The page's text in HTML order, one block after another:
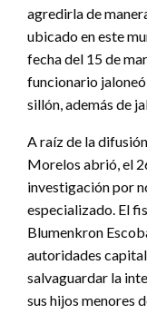
agredirla de
ubicado en este
fecha del 15 de
funcionario
sillón, además de
A raíz de la
Morelos abrió, el
investigación por
especializado. El
Blumenkron
autoridades
salvaguardar la
sus hijos menores